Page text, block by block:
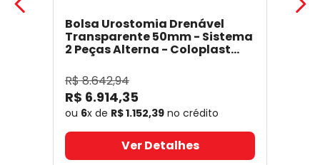
Bolsa Urostomia Drenável
Transparente 50mm - Sistema
2 Peças Alterna - Coloplast
R$8.642,94
R$ 6.914,35
ou 6x de R$1.152,39 no crédito
Ver Detalhes